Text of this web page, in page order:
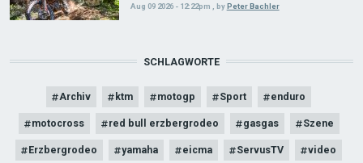
Aug 09 2026 - 12:22pm byPeter Bachler
SCHLAGWORTE
Archiv ktm motogp Sport enduro
motocross red bull erzbergrodeo gasgas Szene
Erzbergrodeo yamaha eicma ServusTV video